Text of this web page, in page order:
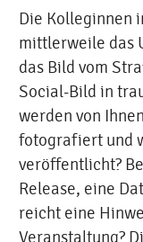
Die Kolleginnen
mittlerweile das
das Bild vom
Social-Bild in
werden von
fotografiert und
veröffentlicht?
Release, eine
reicht eine
Veranstaltung?